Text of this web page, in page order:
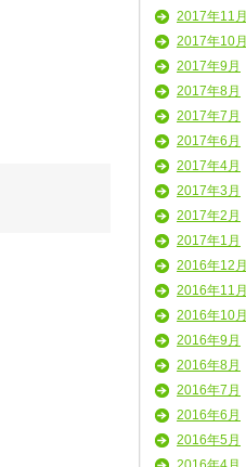
2017年11月
2017年10月
2017年9月
2017年8月
2017年7月
2017年6月
2017年4月
2017年3月
2017年2月
2017年1月
2016年12月
2016年11月
2016年10月
2016年9月
2016年8月
2016年7月
2016年6月
2016年5月